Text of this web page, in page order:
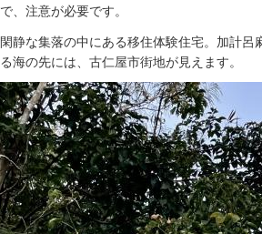
で、注意が必要です。
閑静な集落の中にある移住体験住宅。加計
る海の先には、古仁屋市街地が見えます。